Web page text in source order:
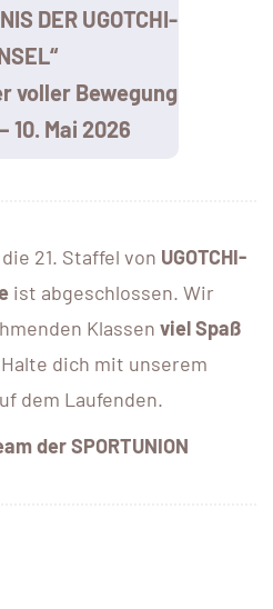
DER UGOTCHI-
voller Bewegung
10. Mai 2026
21. Staffel von UGOTCHI-
ist abgeschlossen. Wir
Klassen viel Spaß
dich mit unserem
dem Laufenden.
der SPORTUNION